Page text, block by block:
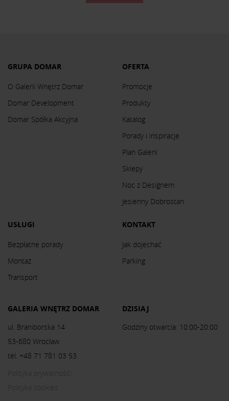
GRUPA DOMAR
O Galerii Wnętrz Domar
Domar Development
Domar Spółka Akcyjna
OFERTA
Promocje
Produkty
Katalog
Porady i inspiracje
Plan Galerii
Sklepy
Noc z Designem
Jesienny Dobrostan
USŁUGI
Bezpłatne porady
Montaż
Transport
KONTAKT
Jak dojechać
Parking
GALERIA WNĘTRZ DOMAR
ul. Braniborska 14
53-680 Wrocław
tel. +48 71 781 03 53
DZISIAJ
Godziny otwarcia: 10:00-20:00